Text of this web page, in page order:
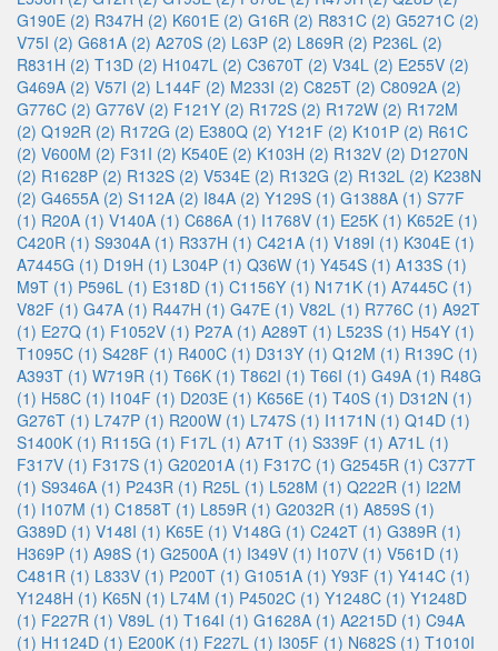
G190E (2) R347H (2) K601E (2) G16R (2) R831C (2) G5271C (2)
V75I (2) G681A (2) A270S (2) L63P (2) L869R (2) P236L (2)
R831H (2) T13D (2) H1047L (2) C3670T (2) V34L (2) E255V (2)
G469A (2) V57I (2) L144F (2) M233I (2) C825T (2) C8092A (2)
G776C (2) G776V (2) F121Y (2) R172S (2) R172W (2) R172M
(2) Q192R (2) R172G (2) E380Q (2) Y121F (2) K101P (2) R61C
(2) V600M (2) F31I (2) K540E (2) K103H (2) R132V (2) D1270N
(2) R1628P (2) R132S (2) V534E (2) R132G (2) R132L (2) K238N
(2) G4655A (2) S112A (2) I84A (2) Y129S (1) G1388A (1) S77F
(1) R20A (1) V140A (1) C686A (1) I1768V (1) E25K (1) K652E (1)
C420R (1) S9304A (1) R337H (1) C421A (1) V189I (1) K304E (1)
A7445G (1) D19H (1) L304P (1) Q36W (1) Y454S (1) A133S (1)
M9T (1) P596L (1) E318D (1) C1156Y (1) N171K (1) A7445C (1)
V82F (1) G47A (1) R447H (1) G47E (1) V82L (1) R776C (1) A92T
(1) E27Q (1) F1052V (1) P27A (1) A289T (1) L523S (1) H54Y (1)
T1095C (1) S428F (1) R400C (1) D313Y (1) Q12M (1) R139C (1)
A393T (1) W719R (1) T66K (1) T862I (1) T66I (1) G49A (1) R48G
(1) H58C (1) I104F (1) D203E (1) K656E (1) T40S (1) D312N (1)
G276T (1) L747P (1) R200W (1) L747S (1) I1171N (1) Q14D (1)
S1400K (1) R115G (1) F17L (1) A71T (1) S339F (1) A71L (1)
F317V (1) F317S (1) G20201A (1) F317C (1) G2545R (1) C377T
(1) S9346A (1) P243R (1) R25L (1) L528M (1) Q222R (1) I22M
(1) I107M (1) C1858T (1) L859R (1) G2032R (1) A859S (1)
G389D (1) V148I (1) K65E (1) V148G (1) C242T (1) G389R (1)
H369P (1) A98S (1) G2500A (1) I349V (1) I107V (1) V561D (1)
C481R (1) L833V (1) P200T (1) G1051A (1) Y93F (1) Y414C (1)
Y1248H (1) K65N (1) L74M (1) P4502C (1) Y1248C (1) Y1248D
(1) F227R (1) V89L (1) T164I (1) G1628A (1) A2215D (1) C94A
(1) H1124D (1) E200K (1) F227L (1) I305F (1) N682S (1) T1010I